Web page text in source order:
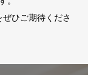
ひご期待くださ